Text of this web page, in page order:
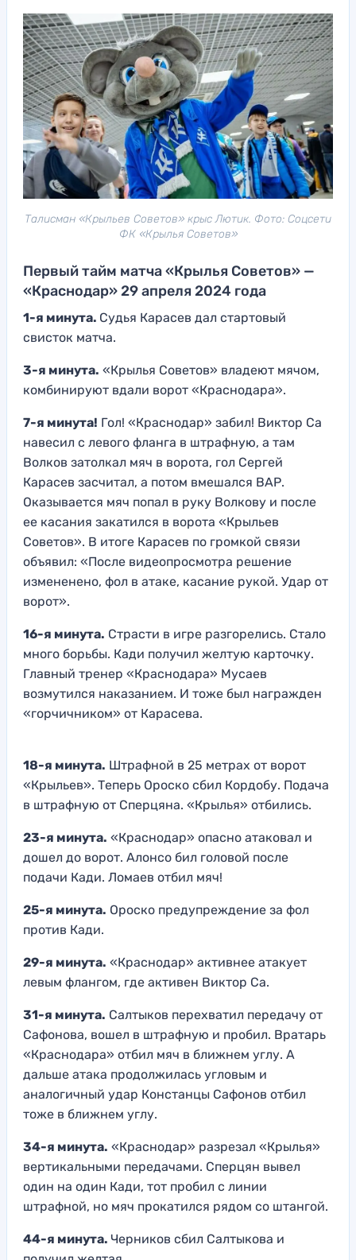
Талисман «Крыльев Советов» крыс Лютик. Фото: Соцсети
ФК «Крылья Советов»
Первый тайм матча «Крылья Советов» —
«Краснодар» 29 апреля 2024 года
1-я минута. Судья Карасев дал стартовый
свисток матча.
3-я минута. «Крылья Советов» владеют мячом,
комбинируют вдали ворот «Краснодара».
7-я минута! Гол! «Краснодар» забил! Виктор Са
навесил с левого фланга в штрафную, а там
Волков затолкал мяч в ворота, гол Сергей
Карасев засчитал, а потом вмешался ВАР.
Оказывается мяч попал в руку Волкову и после
ее касания закатился в ворота «Крыльев
Советов». В итоге Карасев по громкой связи
объявил: «После видеопросмотра решение
измененено, фол в атаке, касание рукой. Удар от
ворот».
16-я минута. Страсти в игре разгорелись. Стало
много борьбы. Кади получил желтую карточку.
Главный тренер «Краснодара» Мусаев
возмутился наказанием. И тоже был награжден
«горчичником» от Карасева.
18-я минута. Штрафной в 25 метрах от ворот
«Крыльев». Теперь Ороско сбил Кордобу. Подача
в штрафную от Сперцяна. «Крылья» отбились.
23-я минута. «Краснодар» опасно атаковал и
дошел до ворот. Алонсо бил головой после
подачи Кади. Ломаев отбил мяч!
25-я минута. Ороско предупреждение за фол
против Кади.
29-я минута. «Краснодар» активнее атакует
левым флангом, где активен Виктор Са.
31-я минута. Салтыков перехватил передачу от
Сафонова, вошел в штрафную и пробил. Вратарь
«Краснодара» отбил мяч в ближнем углу. А
дальше атака продолжилась угловым и
аналогичный удар Констанцы Сафонов отбил
тоже в ближнем углу.
34-я минута. «Краснодар» разрезал «Крылья»
вертикальными передачами. Сперцян вывел
один на один Кади, тот пробил с линии
штрафной, но мяч прокатился рядом со штангой.
44-я минута. Черников сбил Салтыкова и